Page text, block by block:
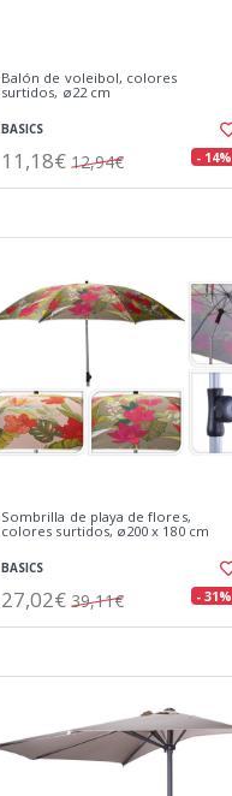
Balón de voleibol, colores
surtidos, ø22 cm
BASICS
11,18€ 12,94€ - 14%
Sombrilla de playa de flores,
colores surtidos, ø200 x 180 cm
BASICS
27,02€ 39,11€ - 31%